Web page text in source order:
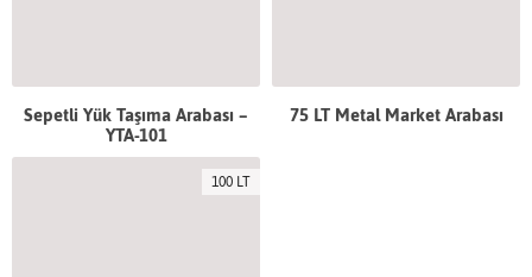
Sepetli Yük Taşıma Arabası –
YTA-101
75 LT Metal Market Arabası
100 LT